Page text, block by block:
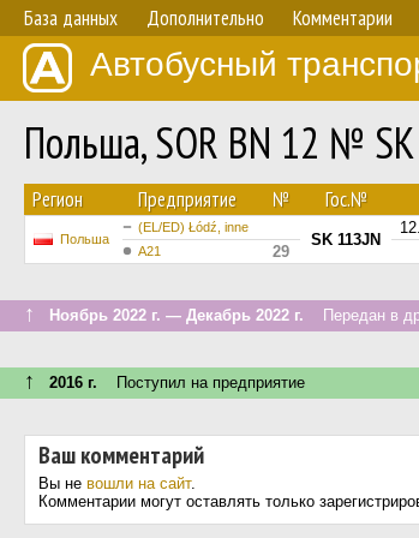
База данных Дополнительно Комментарии
Автобусный
Польша, SOR BN 12 № SK
Регион Предприятие № Гос.№
Польша
(EL/ED) Łódź, inne
SK 113JN
A21
29
↑ Ноябрь 2022 г. — Декабрь 2022 г. Передан в
↑ 2016 г. Поступил на предприятие
Ваш комментарий
Вы не вошли на сайт.
Комментарии могут оставлять только